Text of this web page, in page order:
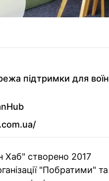
підтримки для
Хаб" створено 2017
"Побратими" та